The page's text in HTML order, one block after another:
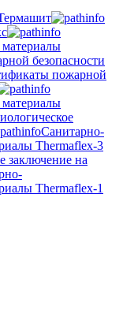
безопасности
пожарной
Санитарно-
Thermaflex-3
заключение на
Thermaflex-1